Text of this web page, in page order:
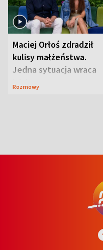
Maciej Orłoś zdradził
kulisy małżeństwa.
Jedna sytuacja wraca
jak bumerang
Rozmowy